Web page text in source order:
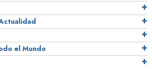
el Mundo